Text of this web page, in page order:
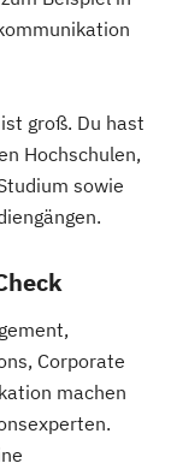
groß. Du hast
Hochschulen,
sowie
Corporate
machen